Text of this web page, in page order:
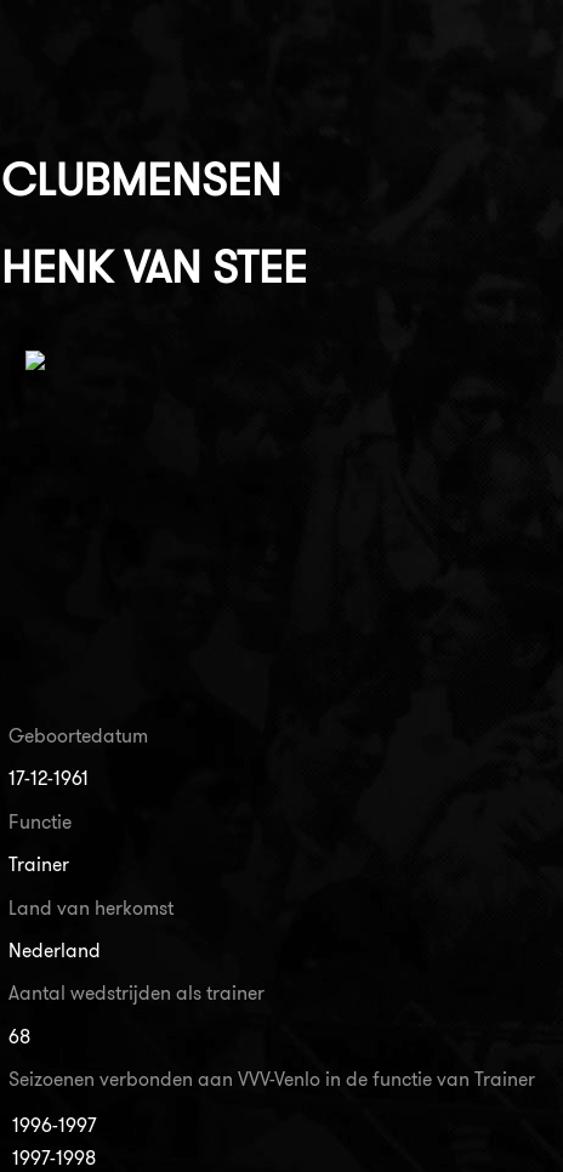
CLUBMENSEN
HENK VAN STEE
Geboortedatum
17-12-1961
Functie
Trainer
Land van herkomst
Nederland
Aantal wedstrijden als trainer
68
Seizoenen verbonden aan VVV-Venlo in de functie van Trainer
1996-1997
1997-1998